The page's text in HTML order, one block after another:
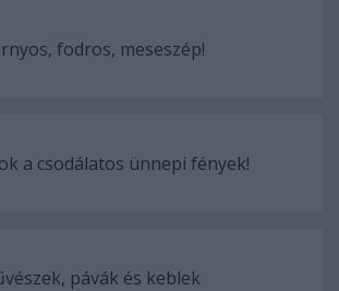
fodros, meseszép!
a csodálatos ünnepi fények!
pávák és keblek